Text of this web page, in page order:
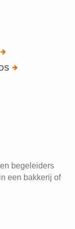
begeleiders
een bakkerij of